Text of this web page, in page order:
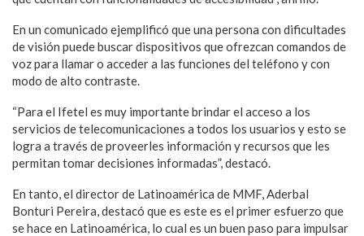
En un comunicado ejemplificó que una persona con dificultades
de visión puede buscar dispositivos que ofrezcan comandos de
voz para llamar o acceder a las funciones del teléfono y con
modo de alto contraste.
“Para el Ifetel es muy importante brindar el acceso a los
servicios de telecomunicaciones a todos los usuarios y esto se
logra a través de proveerles información y recursos que les
permitan tomar decisiones informadas”, destacó.
En tanto, el director de Latinoamérica de MMF, Aderbal
Bonturi Pereira, destacó que es este es el primer esfuerzo que
se hace en Latinoamérica, lo cual es un buen paso para impulsar